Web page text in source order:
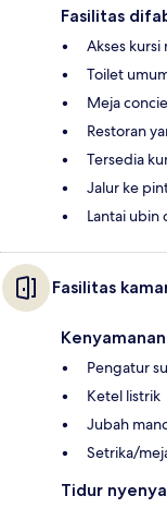
Fasilitas
Akses kursi
Toilet
Meja
Restoran
Tersedia
Jalur ke
Lantai ubin
Fasilitas
Pengatur
Ketel listrik
Jubah
Setrika/
Tidur